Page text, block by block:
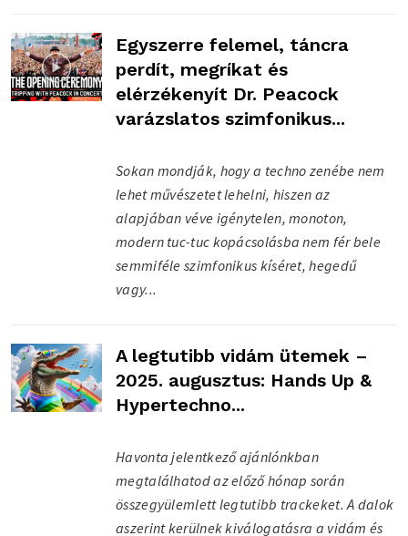
Egyszerre felemel, táncra
perdít, megríkat és
elérzékenyít Dr. Peacock
varázslatos szimfonikus...
Sokan mondják, hogy a techno zenébe nem
lehet művészetet lehelni, hiszen az
alapjában véve igénytelen, monoton,
modern tuc-tuc kopácsolásba nem fér bele
semmiféle szimfonikus kíséret, hegedű
vagy...
A legtutibb vidám ütemek –
2025. augusztus: Hands Up &
Hypertechno...
Havonta jelentkező ajánlónkban
megtalálhatod az előző hónap során
összegyülemlett legtutibb trackeket. A dalok
aszerint kerülnek kiválogatásra a vidám és